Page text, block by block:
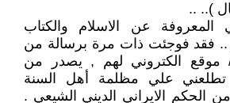
).. ..
المعروفة عن الاسلام والكتاب
.. فقد فوجئت ذات مرة برسالة من
/ موقع الكتروني لهم , يصدر من
تطلعني علي مظلمة أهل السنة
من الحكم الايراني الديني الشيعي .